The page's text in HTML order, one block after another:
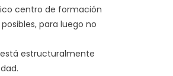
centro de formación
para luego no
está estructuralmente